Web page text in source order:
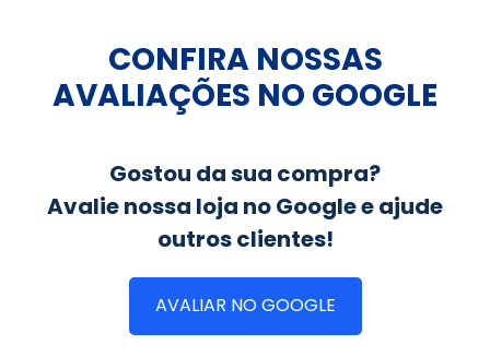
CONFIRA NOSSAS
AVALIAÇÕES NO GOOGLE
Gostou da sua compra?
Avalie nossa loja no Google e ajude
outros clientes!
AVALIAR NO GOOGLE